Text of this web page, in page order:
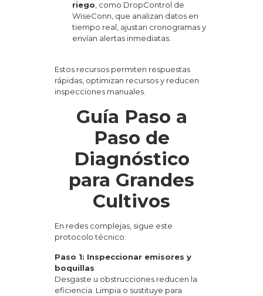
riego , como DropControl de
WiseConn, que analizan datos en
tiempo real, ajustan cronogramas y
envían alertas inmediatas.
Estos recursos permiten respuestas
rápidas, optimizan recursos y reducen
inspecciones manuales.
Guía Paso a
Paso de
Diagnóstico
para Grandes
Cultivos
En redes complejas, sigue este
protocolo técnico:
Paso 1: Inspeccionar emisores y
boquillas
Desgaste u obstrucciones reducen la
eficiencia. Limpia o sustituye para